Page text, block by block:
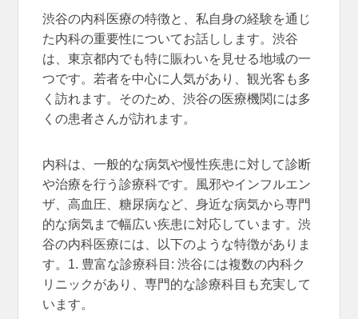
渋谷の内科医療の特徴と、私自身の経験を通じ
た内科の重要性についてお話しします。渋谷
は、東京都内でも特に賑わいを見せる地域の一
つです。若者を中心に人気があり、観光客も多
く訪れます。そのため、渋谷の医療機関には多
くの患者さんが訪れます。
内科は、一般的な病気や慢性疾患に対して診断
や治療を行う診療科です。風邪やインフルエン
ザ、高血圧、糖尿病など、身近な病気から専門
的な病気まで幅広い疾患に対応しています。渋
谷の内科医療には、以下のような特徴がありま
す。1. 豊富な診療科目: 渋谷には複数の内科ク
リニックがあり、専門的な診療科目も充実して
います。